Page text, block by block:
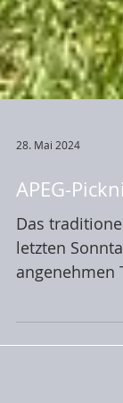
APEG-
Das
letzten
schönen Parc
Die...